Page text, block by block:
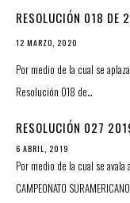
RESOLUCIÓN 018 DE
12 MARZO, 2020
Por medio de la cual se
Resolución 018 de…
RESOLUCIÓN 027
6 ABRIL, 2019
Por medio de la cual se avala
CAMPEONATO